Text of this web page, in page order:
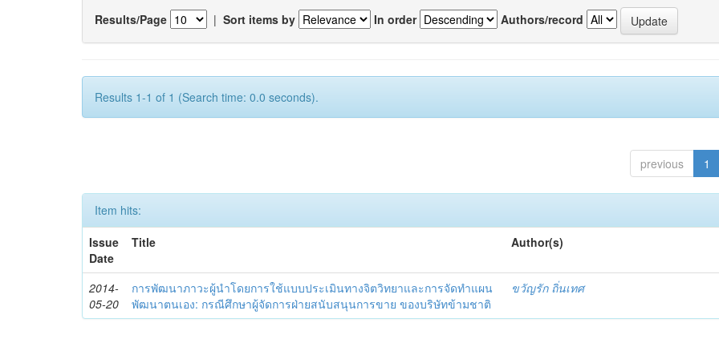
Results/Page | Sort items by In order Authors/record
Results 1-1 of 1 (Search time: 0.0 seconds).
previous 1
Item hits:
Issue
Date
Title Author(s)
2014-
05-20
การพัฒนาภาวะผู้นำโดยการใช้แบบประเมินทางจิตวิทยาและการจัดทำแผน
พัฒนาตนเอง: กรณีศึกษาผู้จัดการฝ่ายสนับสนุนการขาย ของบริษัทข้ามชาติ
ขวัญรัก ถิ่นเทศ